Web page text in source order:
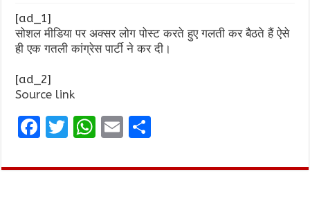
[ad_1]
सोशल मीडिया पर अक्सर लोग पोस्ट करते हुए गलती कर बैठते हैं ऐसे
ही एक गतली कांग्रेस पार्टी ने कर दी।
[ad_2]
Source link
F
ce
T
it
W
at
E
ai ar